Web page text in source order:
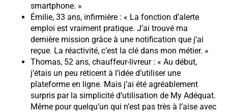
smartphone. »
Émilie, 33 ans, infirmière : « La fonction d’alerte
emploi est vraiment pratique. J’ai trouvé ma
dernière mission grâce à une notification que j’ai
reçue. La réactivité, c’est la clé dans mon métier. »
Thomas, 52 ans, chauffeur-livreur : « Au début,
j’étais un peu réticent à l’idée d’utiliser une
plateforme en ligne. Mais j’ai été agréablement
surpris par la simplicité d’utilisation de My Adéquat.
Même pour quelqu’un qui n’est pas très à l’aise avec